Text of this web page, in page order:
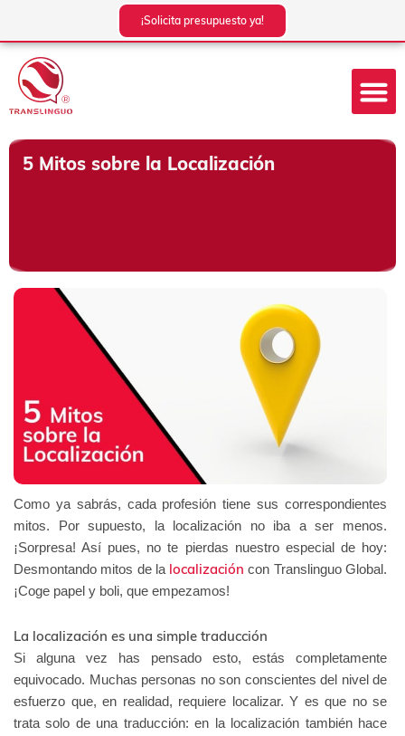
contenido
¡Solicita presupuesto ya!
5 Mitos sobre la Localización
Como ya sabrás, cada profesión tiene sus correspondientes
mitos. Por supuesto, la localización no iba a ser menos.
¡Sorpresa! Así pues, no te pierdas nuestro especial de hoy:
Desmontando mitos de la localización con Translinguo Global.
¡Coge papel y boli, que empezamos!
La localización es una simple traducción
Si alguna vez has pensado esto, estás completamente
equivocado. Muchas personas no son conscientes del nivel de
esfuerzo que, en realidad, requiere localizar. Y es que no se
trata solo de una traducción: en la localización también hace